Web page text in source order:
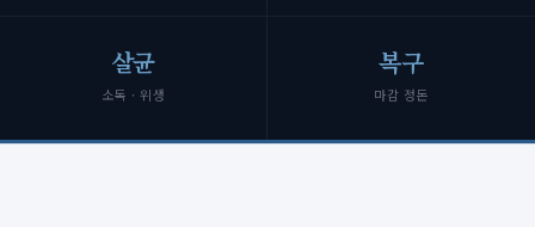
살균
소독 · 위생
복구
마감 정돈